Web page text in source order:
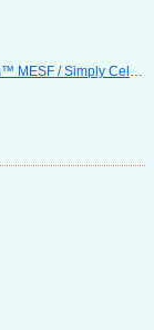
/ Simply Cellular